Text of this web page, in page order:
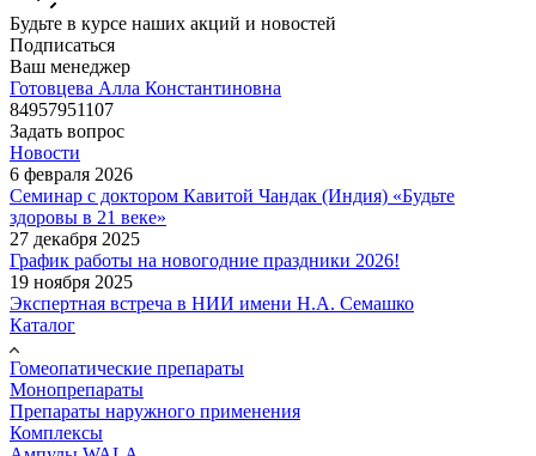
Будьте в курсе наших акций и новостей
Подписаться
Ваш менеджер
Готовцева Алла Константиновна
84957951107
Задать вопрос
Новости
6 февраля 2026
Семинар с доктором Кавитой Чандак (Индия) «Будьте
здоровы в 21 веке»
27 декабря 2025
График работы на новогодние праздники 2026!
19 ноября 2025
Экспертная встреча в НИИ имени Н.А. Семашко
Каталог
Гомеопатические препараты
Монопрепараты
Препараты наружного применения
Комплексы